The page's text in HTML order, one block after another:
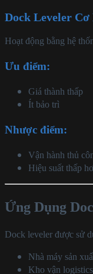
Dock Leveler
Hoạt động bằng hệ
Ưu điểm:
Giá thành thấp
Ít bảo trì
Nhược điểm:
Vận hành thủ
Hiệu suất thấp
Ứng Dụng
Dock leveler được sử
Nhà máy sản
Kho vận logistics